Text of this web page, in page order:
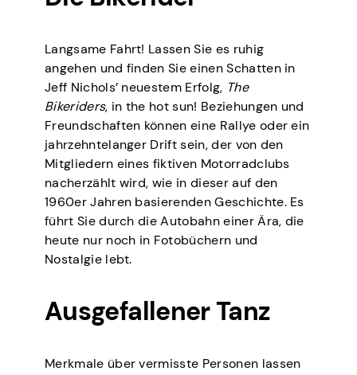
Langsame Fahrt! Lassen Sie es ruhig
angehen und finden Sie einen Schatten in
Jeff Nichols’ neuestem Erfolg, The
Bikeriders, in the hot sun! Beziehungen und
Freundschaften können eine Rallye oder ein
jahrzehntelanger Drift sein, der von den
Mitgliedern eines fiktiven Motorradclubs
nacherzählt wird, wie in dieser auf den
1960er Jahren basierenden Geschichte. Es
führt Sie durch die Autobahn einer Ära, die
heute nur noch in Fotobüchern und
Nostalgie lebt.
Ausgefallener Tanz
Merkmale über vermisste Personen lassen